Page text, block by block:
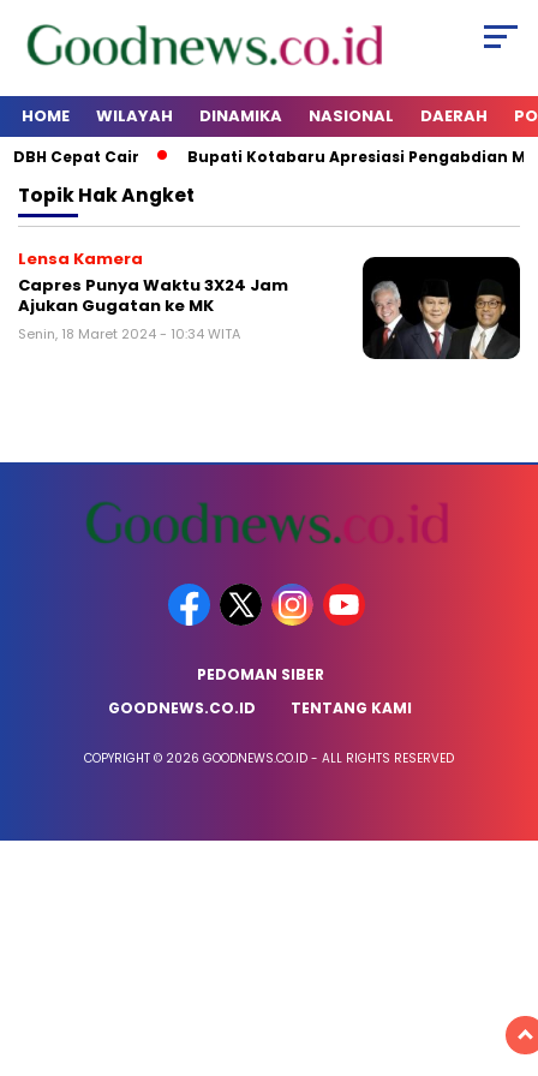
HOME WILAYAH DINAMIKA NASIONAL DAERAH
DBH Cepat Cair Bupati Kotabaru Apresiasi Pengabdian
TopikHak Angket
Lensa Kamera
Capres Punya Waktu 3X24 Jam
Ajukan Gugatan ke MK
Senin, 18 Maret 2024 - 10:34 WITA
PEDOMAN SIBER
GOODNEWS.CO.ID
TENTANG KAMI
COPYRIGHT © 2026 GOODNEWS.CO.ID - ALL RIGHTS RESERVED